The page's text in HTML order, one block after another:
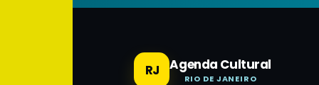
RJ Agenda Cultural
RIO DE JANEIRO